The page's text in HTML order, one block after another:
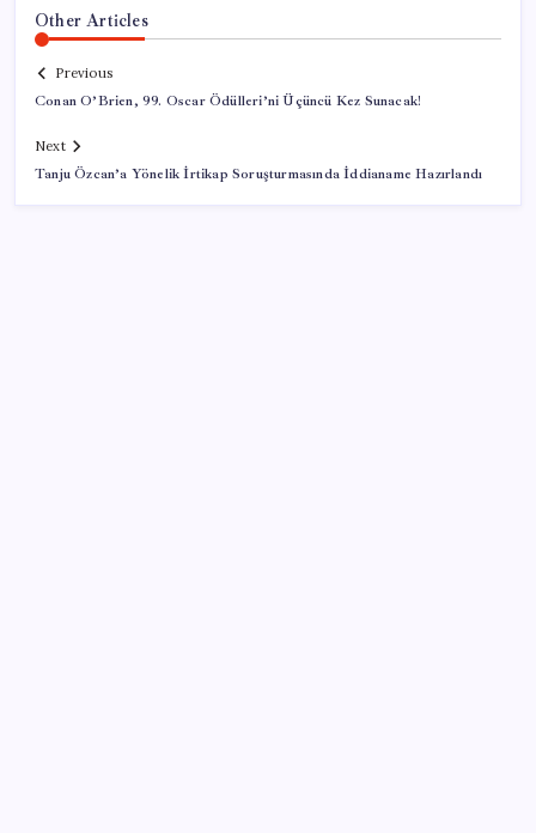
Other Articles
Previous
Conan O’Brien, 99. Oscar Ödülleri’ni Üçüncü Kez Sunacak!
Next
Tanju Özcan’a Yönelik İrtikap Soruşturmasında İddianame Hazırlandı